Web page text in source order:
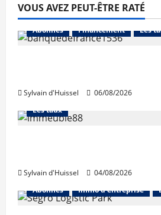
VOUS AVEZ PEUT-ÊTRE RATÉ
Abonnés Financement Les
Sylvain d'Huissel 06/08/2026
Abonnés Financement
Les taux
Sylvain d'Huissel
04/08/2026
Abonnés
Immo d'entreprise